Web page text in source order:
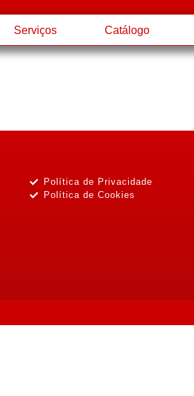
Serviços Catálogo
Política de Privacidade
Política de Cookies